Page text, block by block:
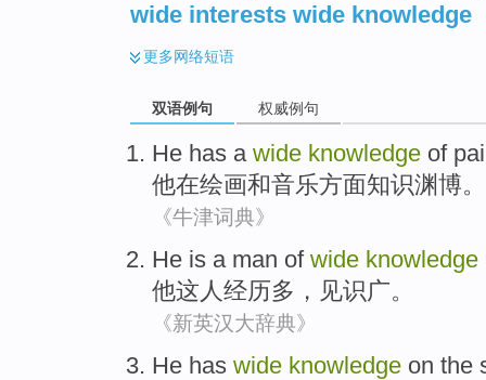
wide interests wide knowledge
更多网络短语
双语例句 权威例句
He has a wide knowledge of
他在绘画和音乐方面知识渊博。
《牛津词典》
He is a man of wide knowledge
他这 人 经历多， 见识广。
《新英汉大辞典》
He has wide knowledge on the